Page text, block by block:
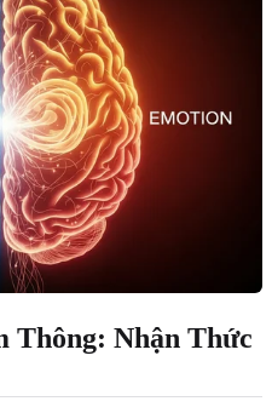
Thông: Nhận Thức